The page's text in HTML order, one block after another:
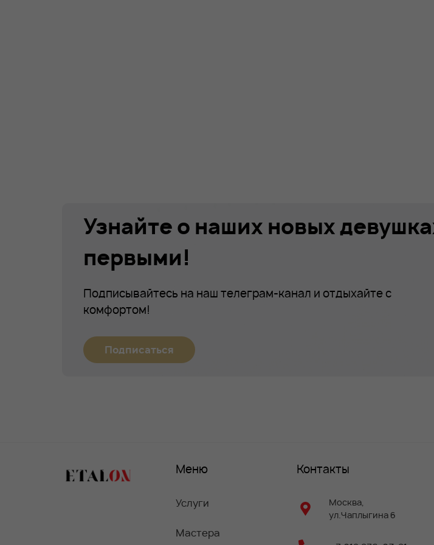
Узнайте о наших новых
первыми!
Подписывайтесь на наш телеграм-канал и отдыхайте с
комфортом!
Подписаться
Меню
Услуги
Мастера
Контакты
Москва,
ул.Чаплыгина 6